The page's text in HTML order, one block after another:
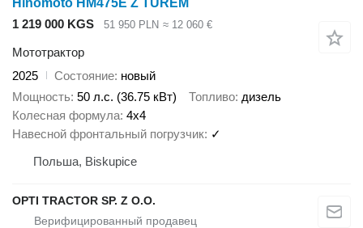
Hinomoto HM475E Z TUREM
1 219 000 KGS
51 950 PLN ≈ 12 060 €
Мототрактор
2025
Состояние новый
Мощность 50 л.с. (36.75 кВт) Топливо дизель
Колесная формула 4x4
Навесной фронтальный погрузчик ✓
Польша, Biskupice
OPTI TRACTOR SP. Z O.O.